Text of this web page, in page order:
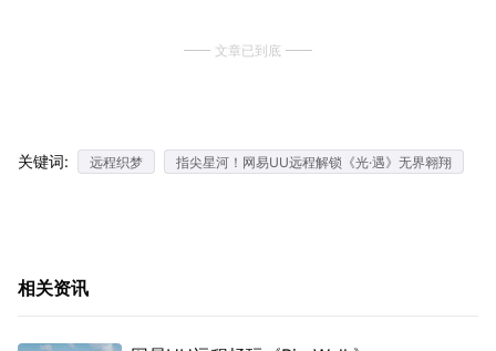
文章已到底
关键词: 远程织梦 指尖星河！网易UU远程解锁《光·遇》无界翱翔
相关资讯